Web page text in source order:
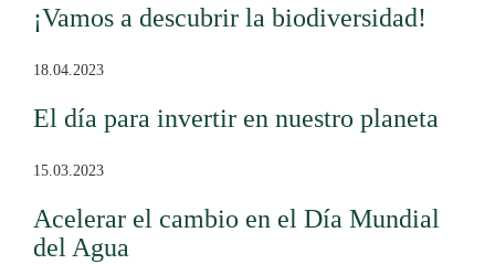
¡Vamos a descubrir la biodiversidad!
18.04.2023
El día para invertir en nuestro planeta
15.03.2023
Acelerar el cambio en el Día Mundial
del Agua